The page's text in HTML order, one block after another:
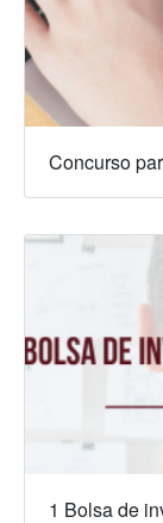
Concurso
1 Bolsa de